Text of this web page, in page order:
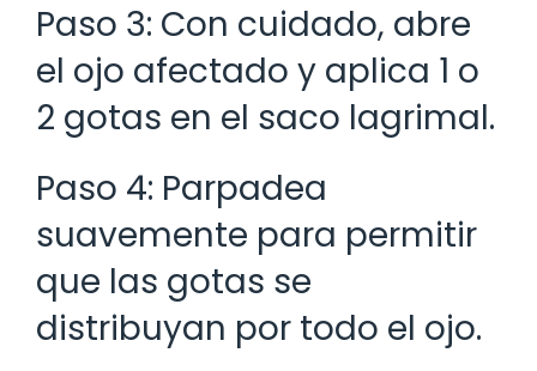
Paso 3: Con cuidado, abre
el ojo afectado y aplica 1 o
2 gotas en el saco lagrimal.
Paso 4: Parpadea
suavemente para permitir
que las gotas se
distribuyan por todo el ojo.